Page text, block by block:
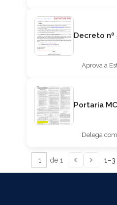
Decreto
Aprova a
Delega
de 1